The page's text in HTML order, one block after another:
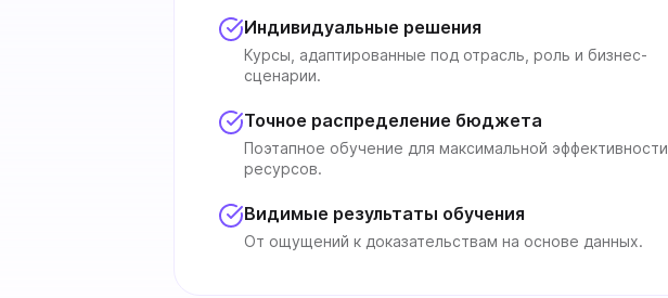
Индивидуальные решения
Курсы, адаптированные под отрасль, роль и бизнес-
сценарии.
Точное распределение бюджета
Поэтапное обучение для максимальной эффективности
ресурсов.
Видимые результаты обучения
От ощущений к доказательствам на основе данных.